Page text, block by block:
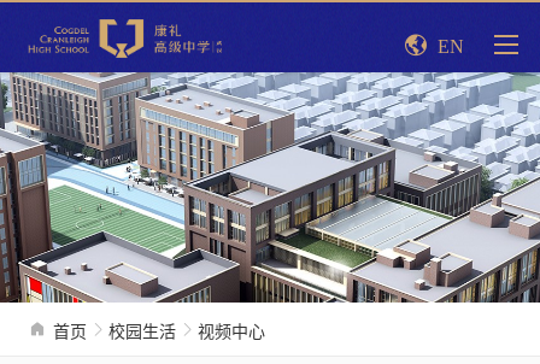
EN
首页 校园生活 视频中心